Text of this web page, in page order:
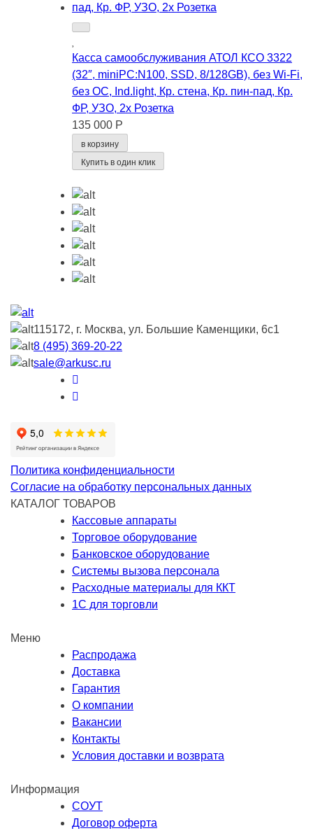
Касса самообслуживания АТОЛ КСО 3322
(32″, miniPC:N100, SSD, 8/128GB), без Wi-Fi,
без ОС, Ind.light, Кр. стена, Кр. пин-пад, Кр.
ФР, УЗО, 2x Розетка
135 000 Р
в корзину
Купить в один клик
115172, г. Москва, ул. Большие Каменщики, 6с1
8 (495) 369-20-22
sale@arkusc.ru
Политика конфиденциальности
Согласие на обработку персональных данных
КАТАЛОГ ТОВАРОВ
Кассовые аппараты
Торговое оборудование
Банковское оборудование
Системы вызова персонала
Расходные материалы для ККТ
1С для торговли
Меню
Распродажа
Доставка
Гарантия
О компании
Вакансии
Контакты
Условия доставки и возврата
Информация
СОУТ
Договор оферта